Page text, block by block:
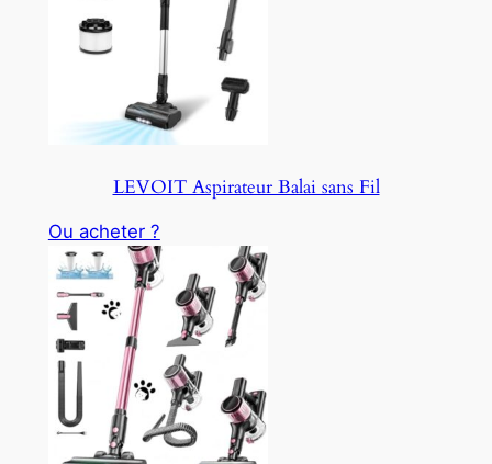
LEVOIT Aspirateur Balai sans Fil
Ou acheter ?